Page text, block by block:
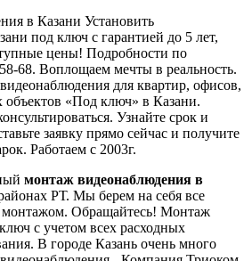
в Казани Установить
под ключ с гарантией до 5 лет,
цены! Подробности по
68. Воплощаем мечты в реальность.
для квартир, офисов,
«Под ключ» в Казани.
Узнайте срок и
заявку прямо сейчас и получите
Работаем с 2003г.
монтаж видеонаблюдения в
РТ. Мы берем на себя все
монтажом. Обращайтесь! Монтаж
с учетом всех расходных
В городе Казань очень много